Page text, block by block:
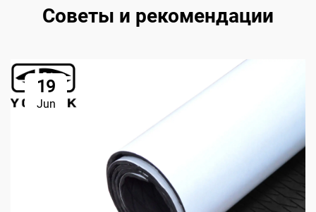
Советы и рекомендации
19
Jun